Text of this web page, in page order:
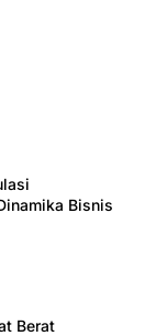
Bisnis
Berat